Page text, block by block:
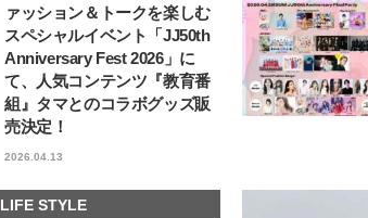
ァッション＆トークを楽しむ
スペシャルイベント「JJ50th
Anniversary Fest 2026」に
て、人気コンテンツ『教育番
組』タマとのコラボグッズ販
売決定！
2026.04.13
LIFE STYLE